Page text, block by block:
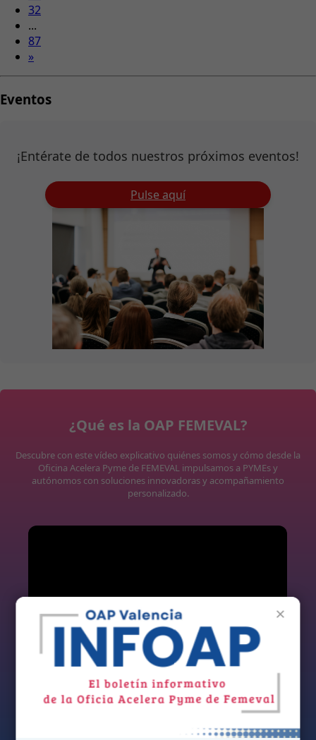
32
...
87
»
Eventos
¡Entérate de todos nuestros próximos eventos!
Pulse aquí
¿Qué es la OAP FEMEVAL?
Descubre con este vídeo explicativo quiénes somos y cómo desde la
Oficina Acelera Pyme de FEMEVAL impulsamos a PYMEs y
autónomos con soluciones innovadoras y acompañamiento
personalizado.
×